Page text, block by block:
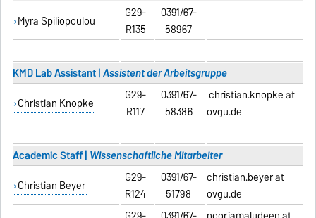
Myra Spiliopoulou
G29-
R135
0391/67-
58967
KMD Lab Assistant |Assistent der Arbeitsgruppe
Christian Knopke
G29-
R117
0391/67-
58386
christian.knopke at
ovgu.de
Academic Staff | Wissenschaftliche Mitarbeiter
Christian Beyer
G29-
R124
0391/67-
51798
christian.beyer at
ovgu.de